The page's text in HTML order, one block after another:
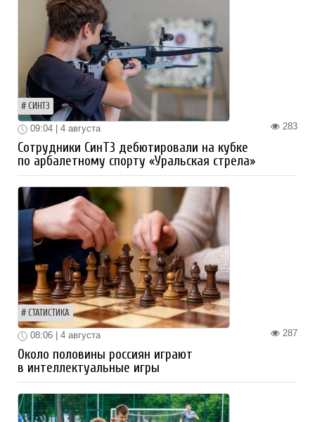
СИНТЗ
283
09:04 | 4 августа
Сотрудники СинТЗ дебютировали на кубке
по арбалетному спорту «Уральская стрела»
СТАТИСТИКА
287
08:06 | 4 августа
Около половины россиян играют
в интеллектуальные игры